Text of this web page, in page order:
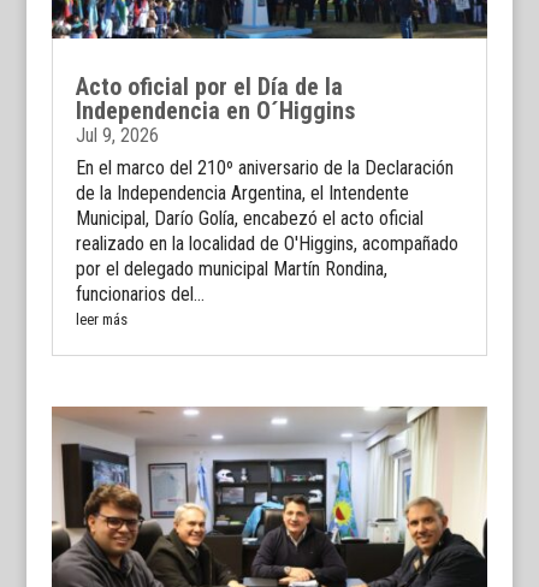
Acto oficial por el Día de la
Independencia en O´Higgins
Jul 9, 2026
En el marco del 210º aniversario de la Declaración
de la Independencia Argentina, el Intendente
Municipal, Darío Golía, encabezó el acto oficial
realizado en la localidad de O'Higgins, acompañado
por el delegado municipal Martín Rondina,
funcionarios del...
leer más